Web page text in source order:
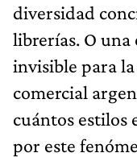
diversidad
librerías. O una
invisible para
comercial
cuántos estilos
por este